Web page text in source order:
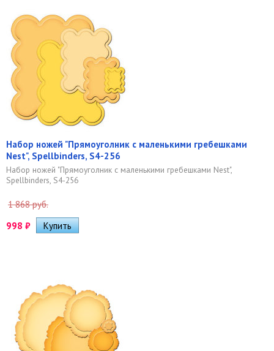
Набор ножей "Прямоуголник с маленькими гребешками
Nest", Spellbinders, S4-256
Набор ножей "Прямоуголник с маленькими гребешками Nest",
Spellbinders, S4-256
1 868 руб.
998 ₽